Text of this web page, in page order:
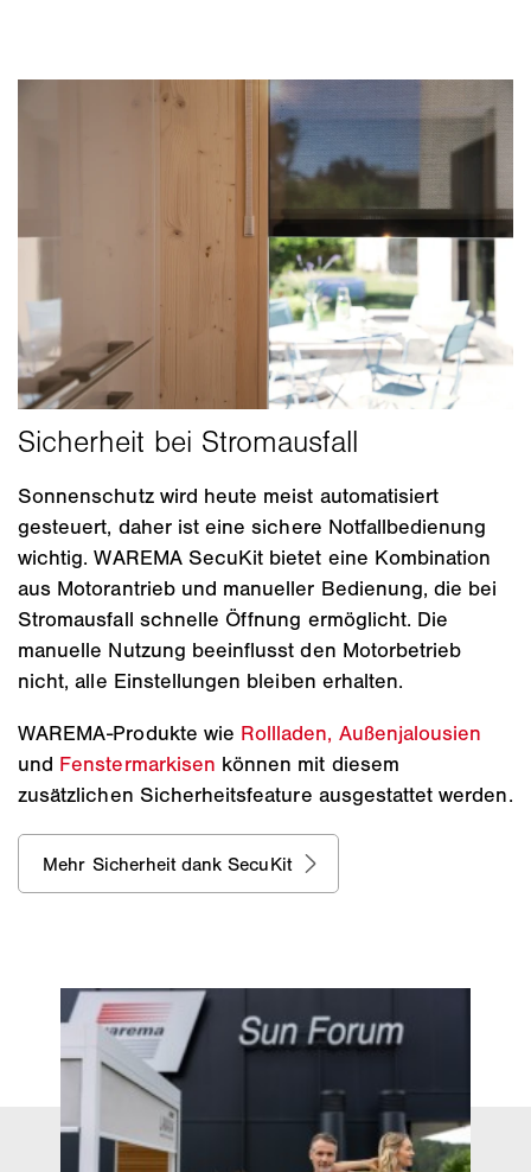
Sonnenschutz wird heute meist automatisiert
gesteuert, daher ist eine sichere Notfallbedienung
wichtig. WAREMA SecuKit bietet eine Kombination
aus Motorantrieb und manueller Bedienung, die bei
Stromausfall schnelle Öffnung ermöglicht. Die
manuelle Nutzung beeinflusst den Motorbetrieb
nicht, alle Einstellungen bleiben erhalten.
WAREMA-Produkte wie Rollladen, Außenjalousien
und Fenstermarkisen können mit diesem
zusätzlichen Sicherheitsfeature ausgestattet werden.